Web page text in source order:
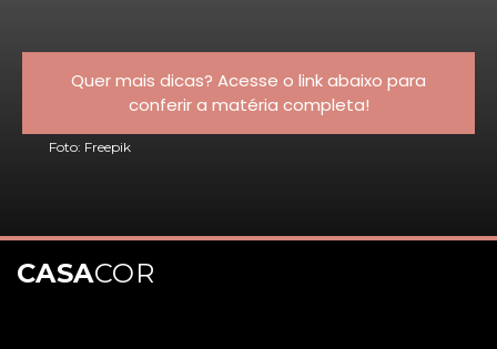
Quer mais dicas? Acesse o link abaixo para
conferir a matéria completa!
Foto: Freepik
Opening
CASACOR